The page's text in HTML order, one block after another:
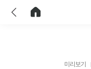
미리보기